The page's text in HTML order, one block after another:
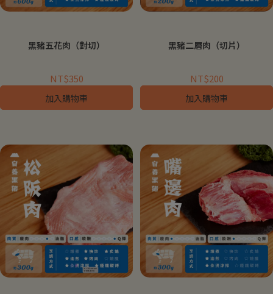
黑豬五花肉（對切）
NT$350
加入購物車
黑豬二層肉（切片）
NT$200
加入購物車